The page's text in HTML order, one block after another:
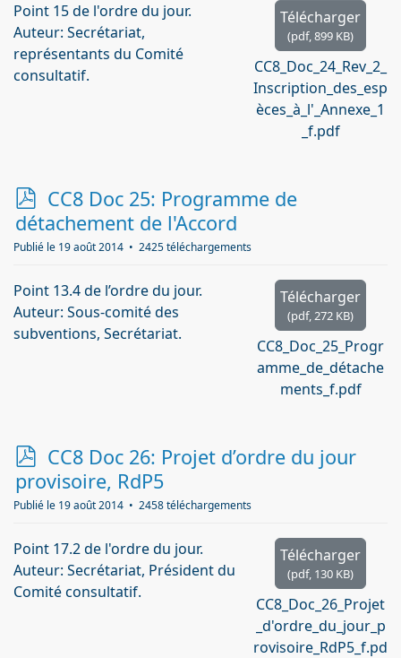
Télécharger
(pdf,899 KB)
CC8_Doc_24_Rev_2_
Inscription_des_esp
èces_à_l'_Annexe_1
_f.pdf
Point 15 de l'ordre du jour.
Auteur: Secrétariat,
représentants du Comité
consultatif.
p
d
f
CC8 Doc 25: Programme de
détachement de l'Accord
Publié le 19 août 2014 2425 téléchargements
Télécharger
(pdf,272 KB)
CC8_Doc_25_Progr
amme_de_détache
ments_f.pdf
Point 13.4 de l’ordre du jour.
Auteur: Sous-comité des
subventions, Secrétariat.
p
d
f
CC8 Doc 26: Projet d’ordre du jour
provisoire, RdP5
Publié le 19 août 2014 2458 téléchargements
Télécharger
(pdf, 130 KB)
CC8_Doc_26_Projet
_d'ordre_du_jour_p
rovisoire_RdP5_f.pd
Point 17.2 de l'ordre du jour.
Auteur: Secrétariat, Président du
Comité consultatif.